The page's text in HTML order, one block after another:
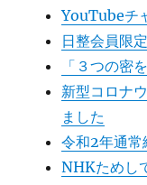
YouTubeチ
日整会員限
「３つの密
新型コロナ
ました
令和2年通常
NHKためし